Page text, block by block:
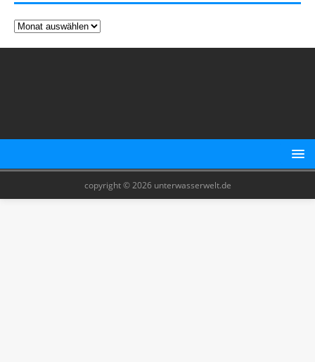
copyright © 2026 unterwasserwelt.de